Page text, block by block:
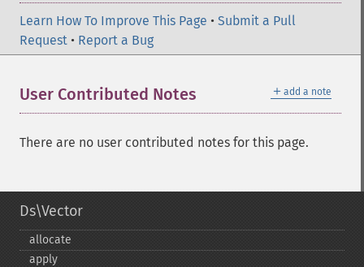
Learn How To Improve This Page • Submit a Pull
Request • Report a Bug
＋ add a note
User Contributed Notes
There are no user contributed notes for this page.
Ds\Vector
allocate
apply